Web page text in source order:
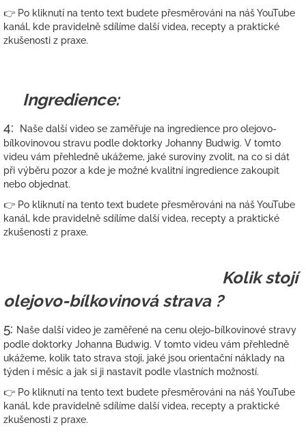
👉 Po kliknutí na tento text budete přesměrováni na náš YouTube
kanál, kde pravidelně sdílíme další videa, recepty a praktické
zkušenosti z praxe.
Ingredience:
4:
Naše další video se zaměřuje na ingredience pro olejovo-
bílkovinovou stravu podle doktorky Johanny Budwig. V tomto
videu vám přehledně ukážeme, jaké suroviny zvolit, na co si dát
při výběru pozor a kde je možné kvalitní ingredience zakoupit
nebo objednat.
👉 Po kliknutí na tento text budete přesměrováni na náš YouTube
kanál, kde pravidelně sdílíme další videa, recepty a praktické
zkušenosti z praxe.
Kolik stojí
olejovo-bílkovinová strava ?
5: Naše další video je zaměřené na cenu olejo-bílkovinové stravy
podle doktorky Johanna Budwig. V tomto videu vám přehledně
ukážeme, kolik tato strava stojí, jaké jsou orientační náklady na
týden i měsíc a jak si ji nastavit podle vlastních možností.
👉 Po kliknutí na tento text budete přesměrováni na náš YouTube
kanál, kde pravidelně sdílíme další videa, recepty a praktické
zkušenosti z praxe.